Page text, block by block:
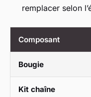
remplacer selon
Composant
Bougie
Kit chaîne